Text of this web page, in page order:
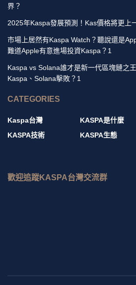
界？
2025年Kaspa發展預測！Kas價格將更上
市場上居然有Kaspa Watch？聽說還是
難道Apple有意進場投資Kaspa？1
Kaspa vs Solana誰才是新一代區塊鏈之
Kaspa、Solana擊敗？1
CATEGORIES
Kaspa台灣
KASPA技術
KASPA是什麼
KASPA生態
歡迎追蹤KASPA台灣交流群